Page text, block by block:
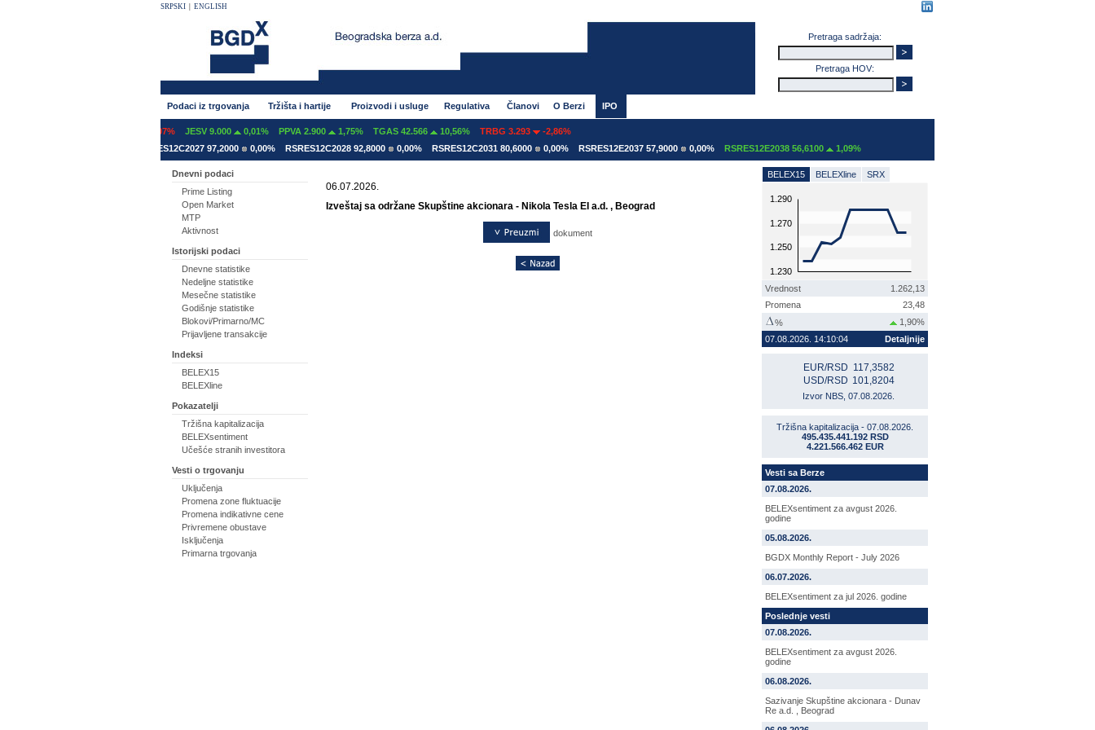
SRPSKI ENGLISH
Pretraga sadržaja:
Pretraga HOV:
Podaci iz trgovanja Tržišta i hartije Proizvodi i usluge Regulativa Članovi O Berzi IPO
-0,07% JESV 9.000 0,01% PPVA 2.900 1,75% TGAS 42.566 10,56% TRBG 3.293
-2,86%
RSRES12C2027 97,2000 0,00% RSRES12C2028 92,8000 0,00% RSRES12C2031 80,6000 0,00% RSRES12E2037 57,9000 0,00% RSRES12E2038 56,6100 1,09%
Dnevni podaci
Prime Listing
Open Market
MTP
Aktivnost
Istorijski podaci
Dnevne statistike
Nedeljne statistike
Mesečne statistike
Godišnje statistike
Blokovi/Primarno/MC
Prijavljene transakcije
Indeksi
BELEX15
BELEXline
Pokazatelji
Tržišna kapitalizacija
BELEXsentiment
Učešće stranih investitora
Vesti o trgovanju
Uključenja
Promena zone fluktuacije
Promena indikativne cene
Privremene obustave
Isključenja
Primarna trgovanja
06.07.2026.
Izveštaj sa održane Skupštine akcionara - Nikola Tesla EI a.d. , Beograd
dokument
BELEX15 BELEXline SRX
1.230
1.250
1.270
1.290
Vrednost
1.262,13
Promena
23,48
%
1,90%
07.08.2026. 14:10:04
Detaljnije
EUR/RSD 117,3582
USD/RSD 101,8204
Izvor NBS, 07.08.2026.
Tržišna kapitalizacija - 07.08.2026.
495.435.441.192 RSD
4.221.566.462 EUR
Vesti sa Berze
07.08.2026.
BELEXsentiment za avgust 2026.
godine
05.08.2026.
BGDX Monthly Report - July 2026
06.07.2026.
BELEXsentiment za jul 2026. godine
Poslednje vesti
07.08.2026.
BELEXsentiment za avgust 2026.
godine
06.08.2026.
Sazivanje Skupštine akcionara - Dunav
Re a.d. , Beograd